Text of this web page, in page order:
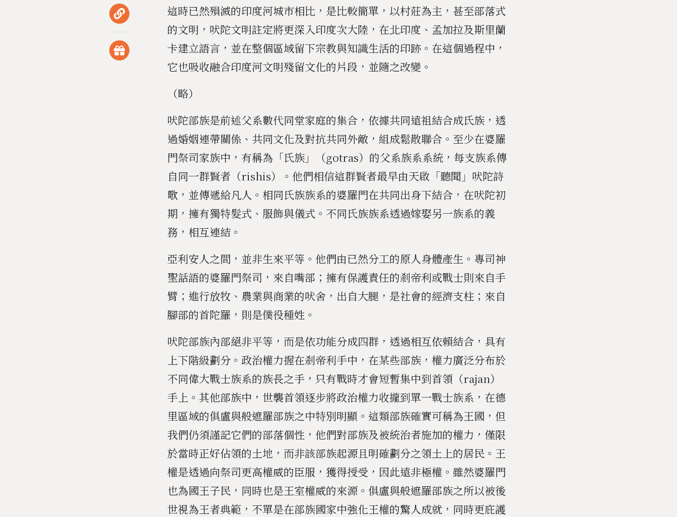
這時已然殞滅的印度河城市相比，是比較簡單，以村莊為主，甚至部落式
的文明，吠陀文明註定將更深入印度次大陸，在北印度、孟加拉及斯里蘭
卡建立語言，並在整個區域留下宗教與知識生活的印跡。在這個過程中，
它也吸收融合印度河文明殘留文化的片段，並隨之改變。
（略）
吠陀部族是前述父系數代同堂家庭的集合，依據共同遠祖結合成氏族，透
過婚姻連帶關係、共同文化及對抗共同外敵，組成鬆散聯合。至少在婆羅
門祭司家族中，有稱為「氏族」（gotras）的父系族系系統，每支族系傳
自同一群賢者（rishis）。他們相信這群賢者最早由天啟「聽聞」吠陀詩
歌，並傳遞給凡人。相同氏族族系的婆羅門在共同出身下結合，在吠陀初
期，擁有獨特髮式、服飾與儀式。不同氏族族系透過嫁娶另一族系的義
務，相互連結。
亞利安人之間，並非生來平等。他們由已然分工的原人身體產生。專司神
聖話語的婆羅門祭司，來自嘴部；擁有保護責任的剎帝利或戰士則來自手
臂；進行放牧、農業與商業的吠舍，出自大腿，是社會的經濟支柱；來自
腳部的首陀羅，則是僕役種姓。
吠陀部族內部絕非平等，而是依功能分成四群，透過相互依賴結合，具有
上下階級劃分。政治權力握在剎帝利手中，在某些部族，權力廣泛分布於
不同偉大戰士族系的族長之手，只有戰時才會短暫集中到首領（rajan）
手上。其他部族中，世襲首領逐步將政治權力收攏到單一戰士族系，在德
里區域的俱盧與般遮羅部族之中特別明顯。這類部族確實可稱為王國，但
我們仍須謹記它們的部落個性，他們對部族及被統治者施加的權力，僅限
於當時正好佔領的土地，而非該部族起源且明確劃分之領土上的居民。王
權是透過向祭司更高權威的臣服，獲得授受，因此遠非極權。雖然婆羅門
也為國王子民，同時也是王室權威的來源。俱盧與般遮羅部族之所以被後
世視為王者典範，不單是在部族國家中強化王權的驚人成就，同時更庇護